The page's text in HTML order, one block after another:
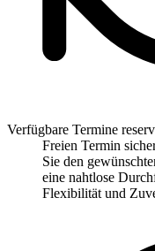
Verfügbare Termine
Freien Termin
Sie den
eine nahtlose
Flexibilität und